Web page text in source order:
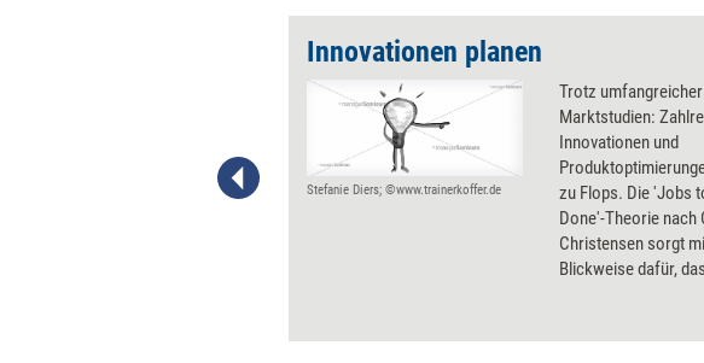
Innovationen planen
Stefanie Diers; ©www.trainerkoffer.de
Trotz umfangreicher
Marktstudien:
Innovationen und
zu Flops. Die 'Jobs
Done'-Theorie nach
Christensen sorgt
Blickweise dafür,